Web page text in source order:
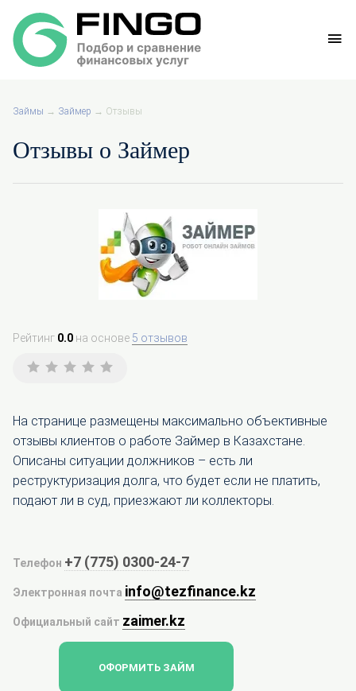
Займы → Займер → Отзывы
Отзывы о Займер
Рейтинг 0.0 на основе 5 отзывов
На странице размещены максимально объективные
отзывы клиентов о работе Займер в Казахстане.
Описаны ситуации должников – есть ли
реструктуризация долга, что будет если не платить,
подают ли в суд, приезжают ли коллекторы.
Телефон +7 (775) 0300-24-7
Электронная почта info@tezfinance.kz
Официальный сайт zaimer.kz
ОФОРМИТЬ ЗАЙМ